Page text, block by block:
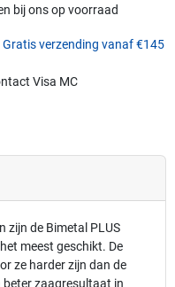
bij ons op voorraad
Gratis verzending vanaf €145
Visa MC
zijn de Bimetal PLUS
meest geschikt. De
ze harder zijn dan de
zaagresultaat in